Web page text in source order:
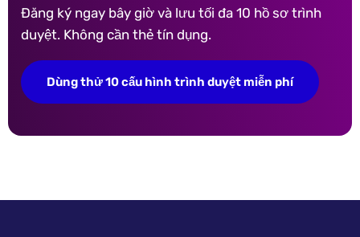
Đăng ký ngay bây giờ và lưu tối đa 10 hồ sơ trình
duyệt. Không cần thẻ tín dụng.
Dùng thử 10 cấu hình trình duyệt miễn phí